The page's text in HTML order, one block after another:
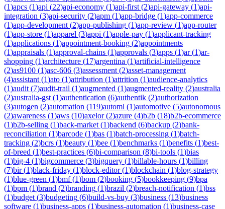
(1)apcs (1)api (22)api-economy (1)api-first (2)api-gateway (1)api-
integration (3)api-security (2)apm (1)app-bridge (1)app-commerce
(1)app-development (2)app-publishing (1)app-review (1)app-router
(1)app-store (1)apparel (3)appi (1)apple-pay (1)applicant-tracking
(1)applications (1)appointment-booking (2)appointments
(1)appraisals (1)approval-chains (1)approvals (3)apps (1)ar(1)ar-
shopping (1)architecture (17)argentina (1)artificial-intelligence
(2)as9100 (1)asc-606 (3)assessment (2)asset-management
(4)assistant (1)ato (1)attribution (1)attrition (1)audience-analytics
(1)audit (7)audit-trail (1)augmented (1)augmented-reality (2)australia
(2)australia-gst (1)authentication (6)authentik (2)authorization
(3)autogen (2)automation (119)automl (1)automotive (5)autonomous
(2)awareness (1)aws (10)axelor(2)azure (4)b2b (18)b2b-ecommerce
(1)b2b-selling (1)back-market (1)backend (6)backup (2)bank-
reconciliation (1)barcode (1)bas (1)batch-processing (1)batch-
tracking (2)bcrs (1)beauty (1)bee (1)benchmarks (1)benefits (1)best-
of-breed (1)best-practices (6)bi-comparison (8)bi-tools (1)bias
(1)big-4 (1)bigcommerce (3)bigquery (1)billable-hours (1)billing
(7)bir(1)black-friday (1)block-editor(1)blockchain (1)blog-strategy
(1)blue-green (1)bmf(1)bom (2)booking (5)bookkeeping (9)bpa
(1)bpm (1)brand (2)branding (1)brazil (2)breach-notification (1)bss
(1)budget (3)budgeting (6)build-vs-buy (3)business (13)business
software (1)business-apps (1)business-automation (1)business-case